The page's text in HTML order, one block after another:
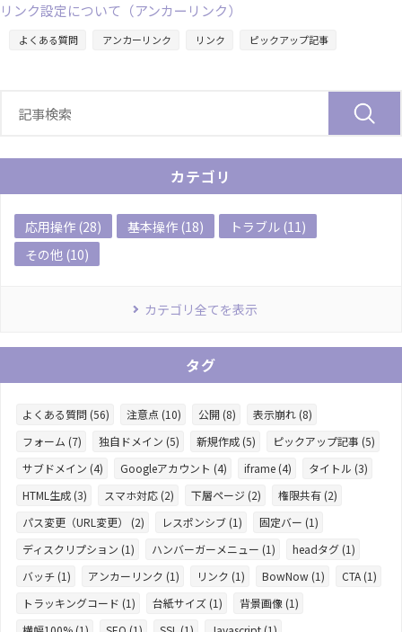
お知らせ一覧
リンク設定について（アンカーリンク）
よくある質問 アンカーリンク リンク ピックアップ記事
カテゴリ
応用操作 (28) 基本操作 (18)
トラブル (11)
その他 (10)
カテゴリ全てを表示
タグ
よくある質問 (56) 注意点 (10) 公開 (8)
表示崩れ (8)
フォーム (7)
独自ドメイン (5) 新規作成 (5)
ピックアップ記事 (5)
サブドメイン (4)
Googleアカウント (4) iframe (4)
タイトル (3)
HTML生成 (3)
スマホ対応 (2) 下層ページ (2)
権限共有 (2)
パス変更（URL変更） (2)
レスポンシブ (1)
固定バー (1)
ディスクリプション (1)
ハンバーガーメニュー (1)
headタグ (1)
バッチ (1)
アンカーリンク (1) リンク (1) BowNow (1)
CTA (1)
トラッキングコード (1)
台紙サイズ (1)
背景画像 (1)